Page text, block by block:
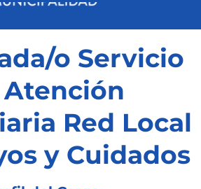
o Servicio
Red Local
y Cuidados